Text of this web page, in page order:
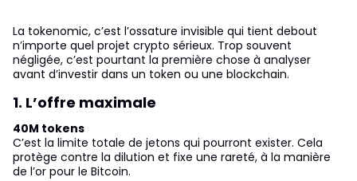
La tokenomic, c’est l’ossature invisible qui tient debout
n’importe quel projet crypto sérieux. Trop souvent
négligée, c’est pourtant la première chose à analyser
avant d’investir dans un token ou une blockchain.
1. L’offre maximale
40M tokens
C’est la limite totale de jetons qui pourront exister. Cela
protège contre la dilution et fixe une rareté, à la manière
de l’or pour le Bitcoin.